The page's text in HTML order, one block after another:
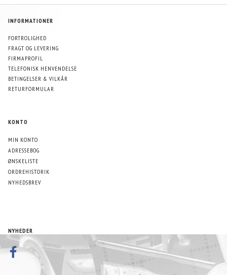
INFORMATIONER
FORTROLIGHED
FRAGT OG LEVERING
FIRMAPROFIL
TELEFONISK HENVENDELSE
BETINGELSER & VILKÅR
RETURFORMULAR
KONTO
MIN KONTO
ADRESSEBOG
ØNSKELISTE
ORDREHISTORIK
NYHEDSBREV
NYHEDER